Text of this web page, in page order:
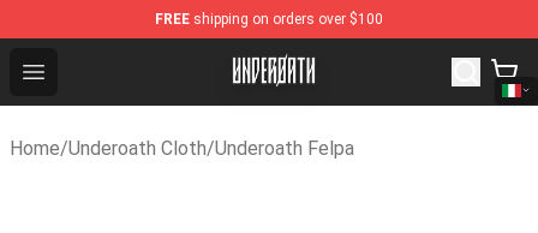
FREE shipping on orders over $100
Open menu
Underoath Store - Official Underoath Merchandise Shop
Home/Underoath Cloth/Underoath Felpa